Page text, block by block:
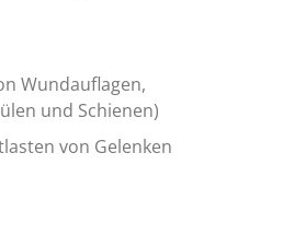
Wundauflagen,
und Schienen)
von Gelenken